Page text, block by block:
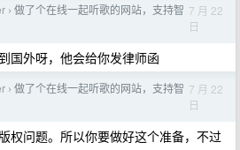
› 做了个在线一起听歌的网站，支持智 7 月 22
日
国外呀，他会给你发律师函
› 做了个在线一起听歌的网站，支持智 7 月 22
日
权问题。所以你要做好这个准备，不过